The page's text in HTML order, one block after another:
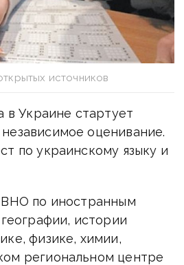
источников
в Украине стартует
оценивание.
по украинскому языку и
ВНО по иностранным
истории
физике, химии,
региональном центре